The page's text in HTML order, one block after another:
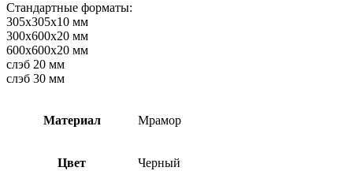
Стандартные форматы:
305х305х10 мм
300х600х20 мм
600х600х20 мм
слэб 20 мм
слэб 30 мм
Материал Мрамор
Цвет Черный